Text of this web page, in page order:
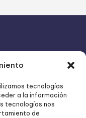
tecnologías
a la información
tecnologías nos
de